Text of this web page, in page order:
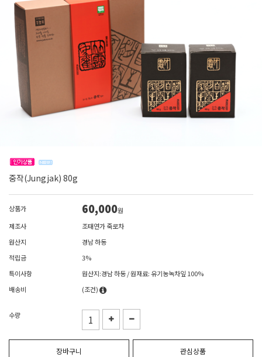
중작(Jungjak) 80g
상품가 60,000원
제조사
조태연가 죽로차
원산지
경남 하동
적립금
3%
특이사항
원산지:경남 하동 / 원재료: 유기농녹차잎 100%
배송비
(조건)
수량
장바구니 관심상품